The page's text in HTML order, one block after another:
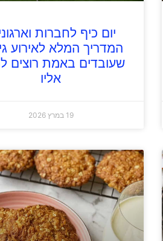
יום כיף לחברות
המדריך המלא לאירוע
שעובדים באמת רוצים
אליו
19 במרץ 2026